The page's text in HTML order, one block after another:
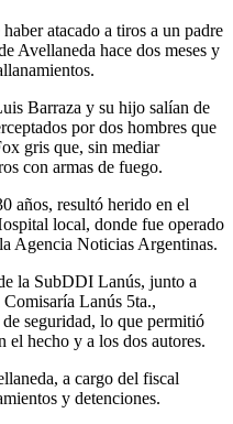
atacado a tiros a un padre
Avellaneda hace dos meses y
Barraza y su hijo salían de
por dos hombres que
gris que, sin mediar
con armas de fuego.
años, resultó herido en el
local, donde fue operado
Agencia Noticias Argentinas.
la SubDDI Lanús, junto a
Lanús 5ta.,
seguridad, lo que permitió
hecho y a los dos autores.
a cargo del fiscal
y detenciones.